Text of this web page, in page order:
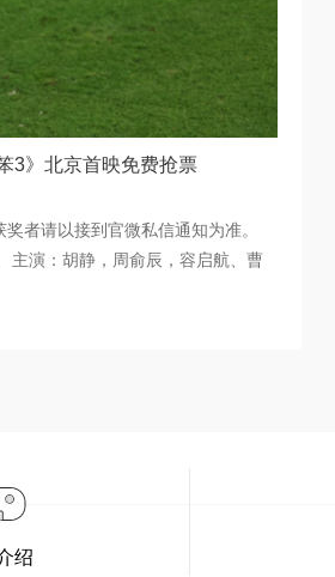
3》北京首映免费抢票
者请以接到官微私信通知为准。
主演：胡静，周俞辰，容启航、曹
绍